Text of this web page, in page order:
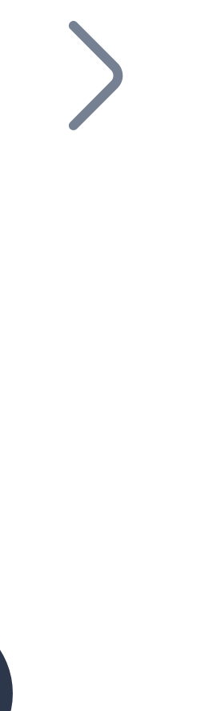
Bitnovo
dans votre entreprise et
votre écosystème.
de distributeurs et
votre projet à notre service